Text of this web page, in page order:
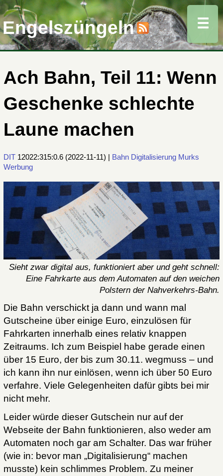
Engelszüngeln
Ach Bahn, Teil 11: Wenn
Geschenke schlechte
Laune machen
DIT 12022:315:0.6 (2022-11-11) | Bahn Digitalisierung Murks
Werbung
Sieht zwar digital aus, funktioniert aber und geht schnell:
Eine Fahrkarte aus dem Automaten auf den weichen
Polstern der Nahverkehrs-Bahn.
Die Bahn verschickt ja dann und wann mal
Gutscheine über einige Euro, einzulösen für
Fahrkarten innerhalb eines relativ knappen
Zeitraums. Ich zum Beispiel habe gerade einen
über 15 Euro, der bis zum 30.11. wegmuss – und
ich kann ihn nur einlösen, wenn ich über 50 Euro
verfahre. Viele Gelegenheiten dafür gibts bei mir
nicht mehr.
Leider würde dieser Gutschein nur auf der
Webseite der Bahn funktionieren, also weder am
Automaten noch gar am Schalter. Das war früher
(wie in: bevor man „Digitalisierung“ machen
musste) kein schlimmes Problem. Zu meiner
☰